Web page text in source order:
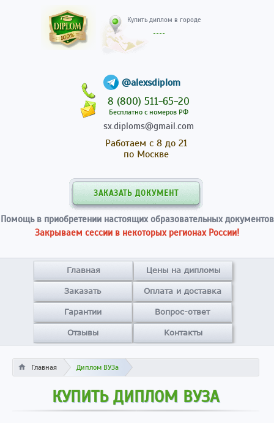
@alexsdiplom
8 (800) 511-65-20
Бесплатно с номеров РФ
sx.diploms@gmail.com
Работаем с 8 до 21
по Москве
ЗАКАЗАТЬ ДОКУМЕНТ
Помощь в приобретении настоящих образовательных документов
Закрываем сессии в некоторых регионах России!
Главная Цены на дипломы
Заказать Оплата и доставка
Гарантии Вопрос-ответ
Отзывы Контакты
Главная Диплом ВУЗа
КУПИТЬ ДИПЛОМ ВУЗА